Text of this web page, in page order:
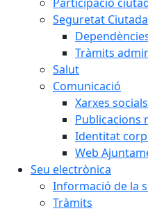
Seguretat
Tràmits
Salut
Comunicació
Xarxes socials
Publicacions
Identitat
Web
Seu electrònica
Informació de la
Tràmits